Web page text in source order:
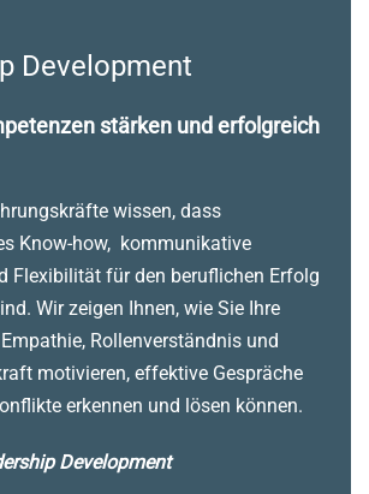
Development
stärken und erfolgreich
wissen, dass
Know-how, kommunikative
Flexibilität für den beruflichen Erfolg
Wir zeigen Ihnen, wie Sie Ihre
Rollenverständnis und
motivieren, effektive Gespräche
erkennen und lösen können.
Development